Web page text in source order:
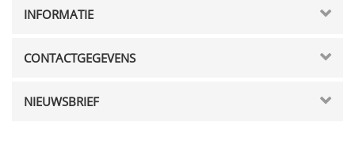
INFORMATIE
CONTACTGEGEVENS
NIEUWSBRIEF